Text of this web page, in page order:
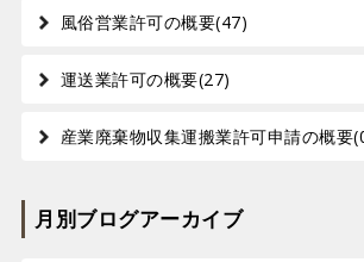
風俗営業許可の概要(47)
運送業許可の概要(27)
産業廃棄物収集運搬業許可申請の概要
月別ブログアーカイブ